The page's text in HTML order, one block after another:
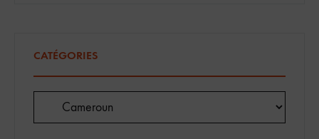
CATÉGORIES
Catégories